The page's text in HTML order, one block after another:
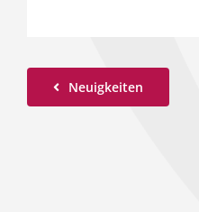
Neuigkeiten